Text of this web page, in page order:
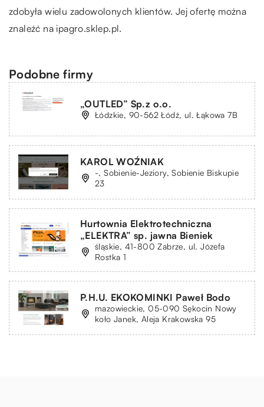
zdobyła wielu zadowolonych klientów. Jej ofertę można
znaleźć na ipagro.sklep.pl.
Podobne firmy
„OUTLED” Sp.z o.o.
Łódzkie, 90-562 Łódź, ul. Łąkowa 7B
KAROL WOŹNIAK
-, Sobienie-Jeziory, Sobienie Biskupie
23
Hurtownia Elektrotechniczna
„ELEKTRA” sp. jawna Bieniek
śląskie, 41-800 Zabrze, ul. Józefa
Rostka 1
P.H.U. EKOKOMINKI Paweł Bodo
mazowieckie, 05-090 Sękocin Nowy
koło Janek, Aleja Krakowska 95